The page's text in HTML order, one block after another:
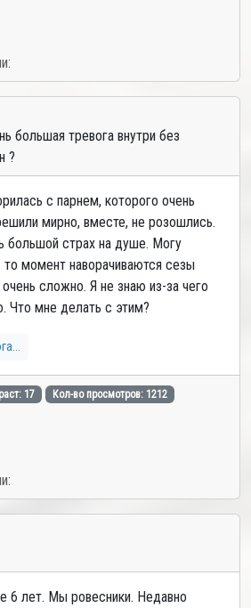
большая тревога внутри без
?
с парнем, которого очень
мирно, вместе, не розошлись.
большой страх на душе. Могу
то момент наворачиваются сезы
сложно. Я не знаю из-за чего
Что мне делать с этим?
17
Кол-во просмотров: 1212
6 лет. Мы ровесники. Недавно